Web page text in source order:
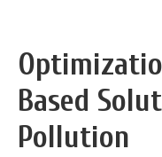
Based
Pollution